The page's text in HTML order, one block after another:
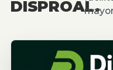
DISPROAL.